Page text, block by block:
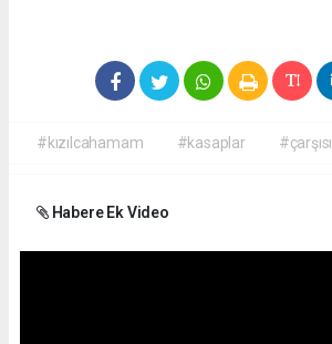
#kızılcahamam #kasaplar #çarşısı
Habere Ek Video